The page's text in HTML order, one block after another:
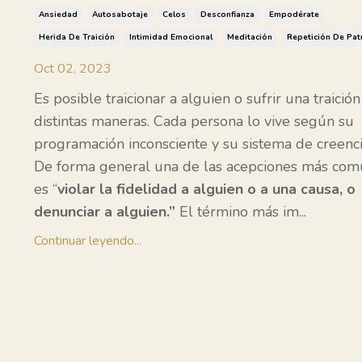
Ansiedad Autosabotaje Celos Desconfianza
Empodérate
Herida De Traición
Intimidad Emocional Meditación Repetición De
Oct 02, 2023
Es posible traicionar a alguien o sufrir una
distintas maneras. Cada persona lo vive según su
programación inconsciente y su sistema de
De forma general una de las acepciones más
es “violar la fidelidad a alguien o a una causa, o
denunciar a alguien.” El término más im...
Continuar leyendo...